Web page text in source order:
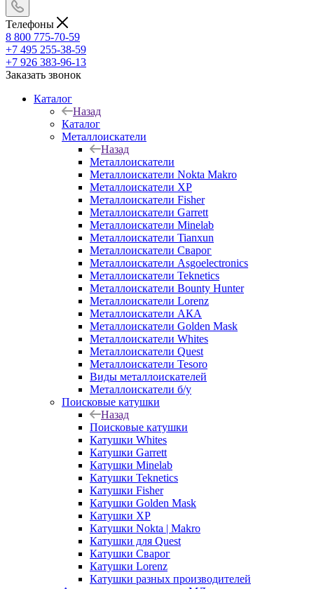
Телефоны
8 800 775-70-59
+7 495 255-38-59
+7 926 383-96-13
Заказать звонок
Каталог
Назад
Каталог
Металлоискатели
Назад
Металлоискатели
Металлоискатели Nokta Makro
Металлоискатели XP
Металлоискатели Fisher
Металлоискатели Garrett
Металлоискатели Minelab
Металлоискатели Tianxun
Металлоискатели Сварог
Металлоискатели Asgoelectronics
Металлоискатели Teknetics
Металлоискатели Bounty Hunter
Металлоискатели Lorenz
Металлоискатели АКА
Металлоискатели Golden Mask
Металлоискатели Whites
Металлоискатели Quest
Металлоискатели Tesoro
Виды металлоискателей
Металлоискатели б/у
Поисковые катушки
Назад
Поисковые катушки
Катушки Whites
Катушки Garrett
Катушки Minelab
Катушки Teknetics
Катушки Fisher
Катушки Golden Mask
Катушки XP
Катушки Nokta | Makro
Катушки для Quest
Катушки Сварог
Катушки Lorenz
Катушки разных производителей